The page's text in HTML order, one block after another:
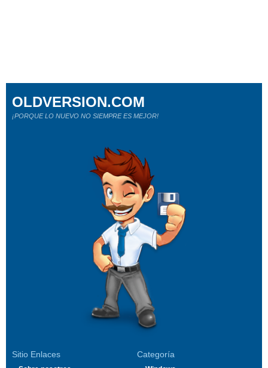
Sitio Enlaces Categoría
OLDVERSION.COM
¡PORQUE LO NUEVO NO SIEMPRE ES MEJOR!